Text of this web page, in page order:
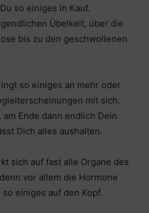
so einiges in Kauf.
Übelkeit, über die
bis zu den geschwollenen
so einiges an mehr oder
mit sich.
Ende dann endlich Dein
Dich alles aushalten.
sich auf fast alle Organe des
vor allem die Hormone
einiges auf den Kopf.